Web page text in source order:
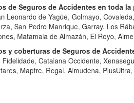
de Seguros de Accidentes en toda
Leonardo de Yagüe, Golmayo,
San Pedro Manrique, Garray, Los
Matamala de Almazán, El Royo,
y coberturas de Seguros de
Catalana Occidente,
Mapfre, Regal, Almudena, PlusUltra,